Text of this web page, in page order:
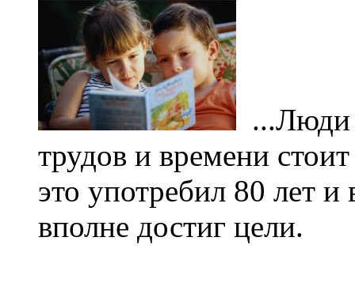
...Люди
трудов и времени
это употребил 80 лет и
вполне достиг цели.